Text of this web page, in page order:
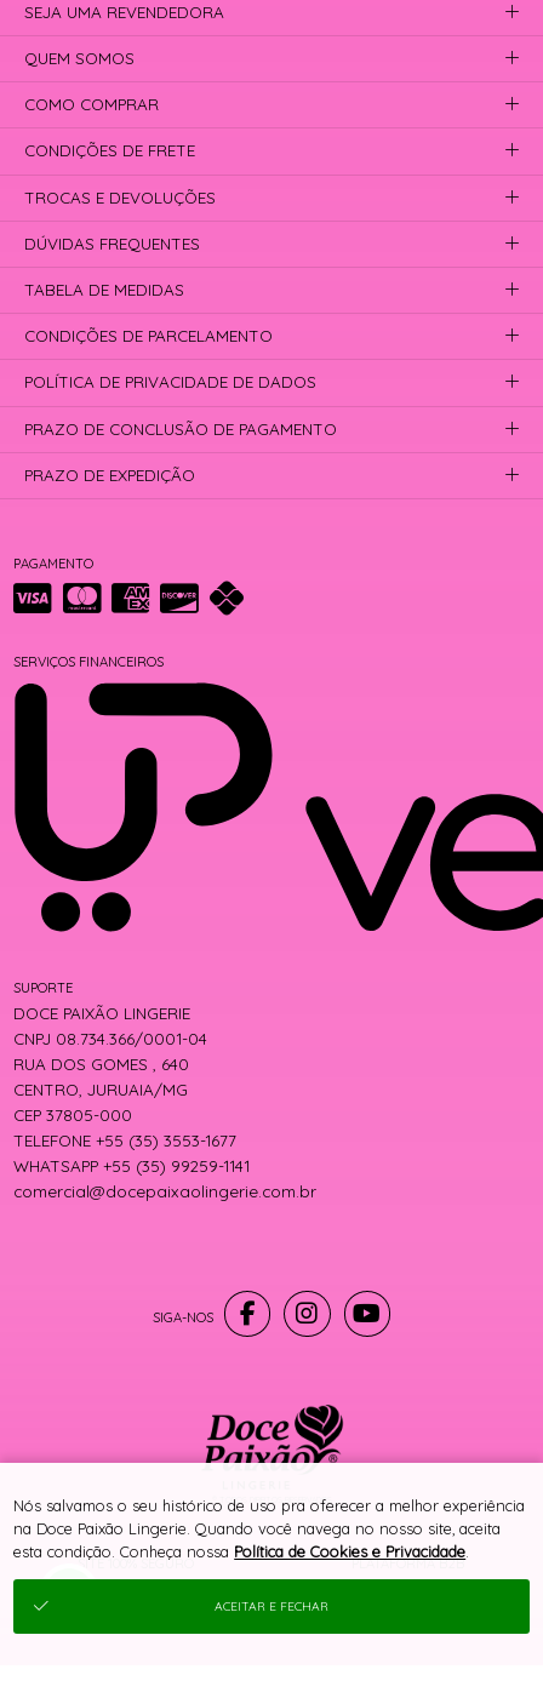
PAGAMENTO
SERVIÇOS FINANCEIROS
SITE 100% SEGURO PLATAFORMA B2B
SUPORTE
DOCE PAIXÃO LINGERIE
CNPJ 08.734.366/0001-04
RUA DOS GOMES , 640
CENTRO, JURUAIA/MG
CEP 37805-000
TELEFONE +55 (35) 3553-1677
WHATSAPP +55 (35) 99259-1141
comercial@docepaixaolingerie.com.br
SEJA UMA REVENDEDORA
QUEM SOMOS
COMO COMPRAR
CONDIÇÕES DE FRETE
TROCAS E DEVOLUÇÕES
DÚVIDAS FREQUENTES
TABELA DE MEDIDAS
CONDIÇÕES DE PARCELAMENTO
POLÍTICA DE PRIVACIDADE DE DADOS
PRAZO DE CONCLUSÃO DE PAGAMENTO
PRAZO DE EXPEDIÇÃO
® TODOS DIREITOS RESERVADOS
Nós salvamos o seu histórico de uso pra oferecer a melhor experiência
na Doce Paixão Lingerie. Quando você navega no nosso site, aceita
esta condição. Conheça nossa Política de Cookies e Privacidade
ACEITAR E FECHAR